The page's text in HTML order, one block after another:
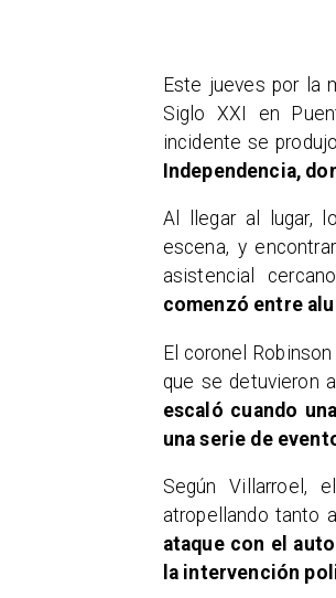
Este jueves por la
Siglo XXI en
incidente se
Independencia,
Al llegar al lugar,
escena, y
asistencial
comenzó entre
El coronel
que se detuvieron
escaló cuando
una serie de
Según Villarroel,
atropellando tanto
ataque con el
la intervención